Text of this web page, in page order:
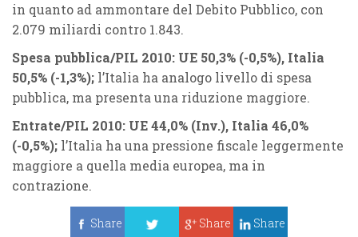
in quanto ad ammontare del Debito Pubblico, con
2.079 miliardi contro 1.843.
Spesa pubblica/PIL 2010: UE 50,3% (-0,5%), Italia
50,5% (-1,3%); l’Italia ha analogo livello di spesa
pubblica, ma presenta una riduzione maggiore.
Entrate/PIL 2010: UE 44,0% (Inv.), Italia 46,0%
(-0,5%); l’Italia ha una pressione fiscale leggermente
maggiore a quella media europea, ma in
contrazione.
Share
Share Share